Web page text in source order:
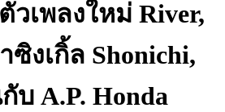
วเพลงใหม่ River,
งเกิ้ล Shonichi,
บ A.P. Honda